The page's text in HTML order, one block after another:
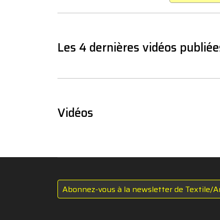
Les 4 dernières vidéos
Vidéos
Abonnez-vous à la newsletter de Textile/